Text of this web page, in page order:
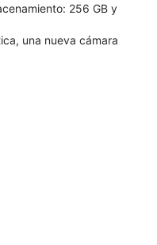
256 GB y
una nueva cámara